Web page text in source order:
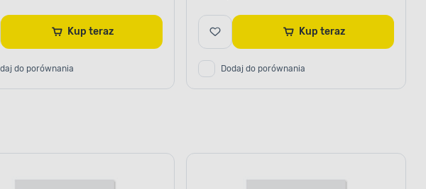
Kup teraz
do porównania
Kup teraz
Dodaj do porównania